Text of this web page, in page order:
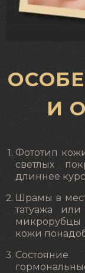
И
Фототип
светлых
длиннее
Шрамы в
татуажа
кожи